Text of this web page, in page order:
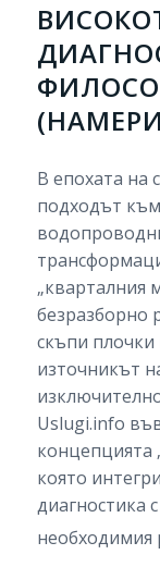
В епохата на
подходът
„кварталния
безразборно
скъпи
източникът
Uslugi.info
концепцията
която
диагностика
необходимия